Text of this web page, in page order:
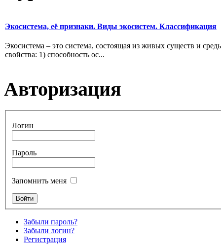
Экосистема, её признаки. Виды экосистем. Классификация
Экосистема – это система, состоящая из живых существ и
свойства: 1) способность ос...
Авторизация
Логин
Пароль
Запомнить меня
Забыли пароль?
Забыли логин?
Регистрация